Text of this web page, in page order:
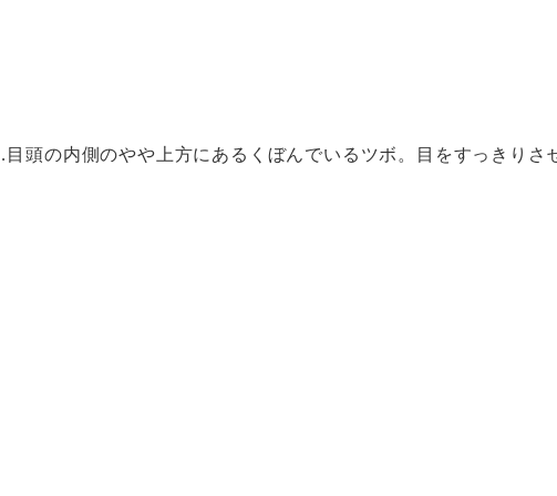
目頭の内側のやや上方にあるくぼんでいるツボ。目をすっきりさ